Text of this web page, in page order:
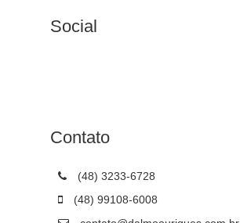
Social
Contato
(48) 3233-6728
(48) 99108-6008